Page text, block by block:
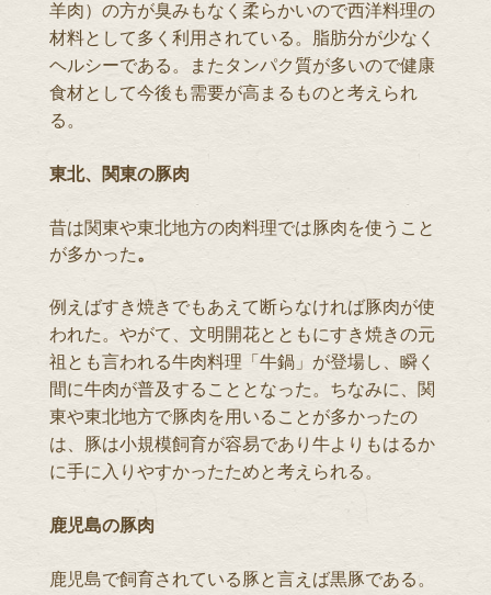
羊肉）の方が臭みもなく柔らかいので西洋料理の
材料として多く利用されている。脂肪分が少なく
ヘルシーである。またタンパク質が多いので健康
食材として今後も需要が高まるものと考えられ
る。
東北、関東の豚肉
昔は関東や東北地方の肉料理では豚肉を使うこと
が多かった。
例えばすき焼きでもあえて断らなければ豚肉が使
われた。やがて、文明開花とともにすき焼きの元
祖とも言われる牛肉料理「牛鍋」が登場し、瞬く
間に牛肉が普及することとなった。ちなみに、関
東や東北地方で豚肉を用いることが多かったの
は、豚は小規模飼育が容易であり牛よりもはるか
に手に入りやすかったためと考えられる。
鹿児島の豚肉
鹿児島で飼育されている豚と言えば黒豚である。